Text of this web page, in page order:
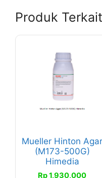
Produk Terkait
Mueller Hinton Agar
(M173-500G)
Himedia
Rp1,930,000